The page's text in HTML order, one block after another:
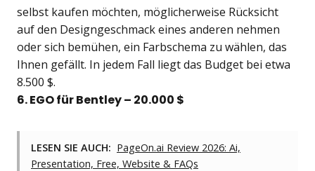
selbst kaufen möchten, möglicherweise Rücksicht
auf den Designgeschmack eines anderen nehmen
oder sich bemühen, ein Farbschema zu wählen, das
Ihnen gefällt. In jedem Fall liegt das Budget bei etwa
8.500 $.
6. EGO für Bentley – 20.000 $
LESEN SIE AUCH: PageOn.ai Review 2026: Ai,
Presentation, Free, Website & FAQs